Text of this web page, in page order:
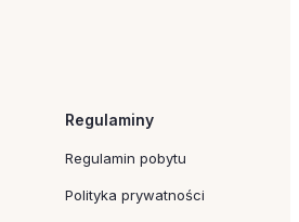
Regulaminy
Regulamin pobytu
Polityka prywatności